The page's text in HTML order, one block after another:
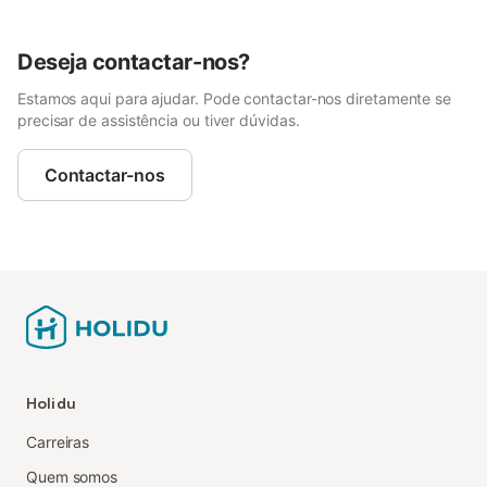
Deseja contactar-nos?
Estamos aqui para ajudar. Pode contactar-nos diretamente se
precisar de assistência ou tiver dúvidas.
Contactar-nos
Holidu
Carreiras
Quem somos